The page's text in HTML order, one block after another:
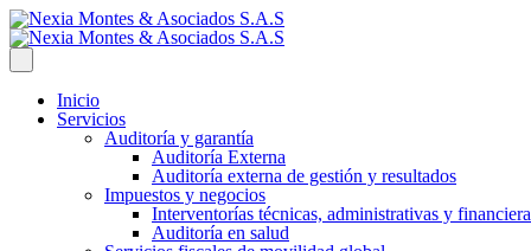
Inicio
Servicios
Auditoría y garantía
Auditoría Externa
Auditoría externa de gestión y resultados
Impuestos y negocios
Interventorías técnicas, administrativas y
Auditoría en salud